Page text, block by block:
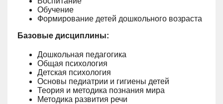
Обучение
Формирование детей дошкольного возраста
Базовые дисциплины:
Дошкольная педагогика
Общая психология
Детская психология
Основы педиатрии и гигиены детей
Теория и методика познания мира
Методика развития речи